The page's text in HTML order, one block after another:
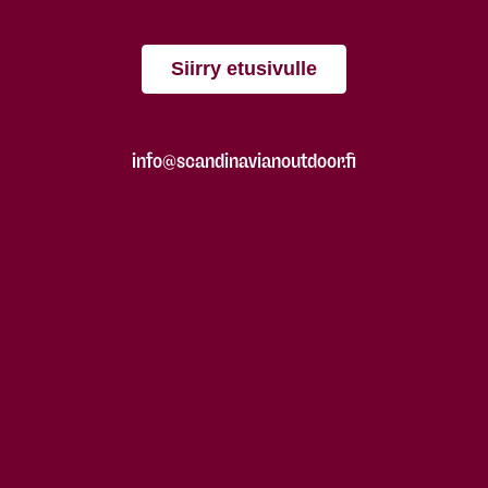
Siirry etusivulle
info@scandinavianoutdoor.fi